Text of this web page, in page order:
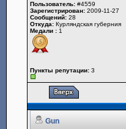
Пользователь: #4559
Зарегистрирован: 2009-11-27
Сообщений: 28
Откуда: Курляндская губерния
Медали : 1
Пункты репутации: 3
Gun